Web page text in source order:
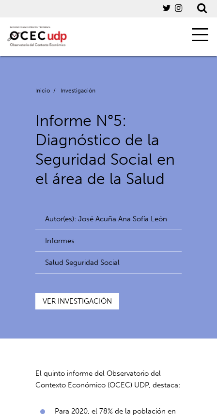
Inicio / Investigación
Informe N°5:
Diagnóstico de la
Seguridad Social en
el área de la Salud
Autor(es): José Acuña Ana Sofía León
Informes
Salud Seguridad Social
VER INVESTIGACIÓN
El quinto informe del Observatorio del
Contexto Económico (OCEC) UDP, destaca:
Para 2020, el 78% de la población en